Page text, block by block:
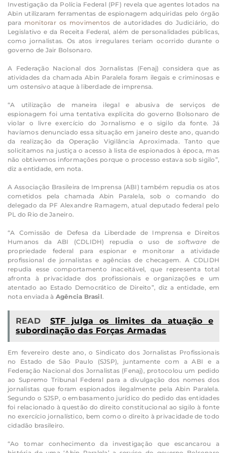
Investigação da Polícia Federal (PF) revela que agentes lotados na
Abin utilizaram ferramentas de espionagem adquiridas pelo órgão
para monitorar os movimentos de autoridades do Judiciário, do
Legislativo e da Receita Federal, além de personalidades públicas,
como jornalistas. Os atos irregulares teriam ocorrido durante o
governo de Jair Bolsonaro.
A Federação Nacional dos Jornalistas (Fenaj) considera que as
atividades da chamada Abin Paralela foram ilegais e criminosas e
um ostensivo ataque à liberdade de imprensa.
“A utilização de maneira ilegal e abusiva de serviços de
espionagem foi uma tentativa explícita do governo Bolsonaro de
violar o livre exercício do Jornalismo e o sigilo da fonte. Já
havíamos denunciado essa situação em janeiro deste ano, quando
da realização da Operação Vigilância Aproximada. Tanto que
solicitamos na justiça o acesso à lista de espionados à época, mas
não obtivemos informações porque o processo estava sob sigilo”,
diz a entidade, em nota.
A Associação Brasileira de Imprensa (ABI) também repudia os atos
cometidos pela chamada Abin Paralela, sob o comando do
delegado da PF Alexandre Ramagem, atual deputado federal pelo
PL do Rio de Janeiro.
“A Comissão de Defesa da Liberdade de Imprensa e Direitos
Humanos da ABI (CDLIDH) repudia o uso desoftware de
propriedade federal para espionar e monitorar a atividade
profissional de jornalistas e agências de checagem. A CDLIDH
repudia esse comportamento inaceitável, que representa total
afronta à privacidade dos profissionais e organizações e um
atentado ao Estado Democrático de Direito”, diz a entidade, em
nota enviada à Agência Brasil.
READ
STF julga os limites da atuação e
subordinação das Forças Armadas
Em fevereiro deste ano, o Sindicato dos Jornalistas Profissionais
no Estado de São Paulo (SJSP), juntamente com a ABI e a
Federação Nacional dos Jornalistas (Fenaj), protocolou um pedido
ao Supremo Tribunal Federal para a divulgação dos nomes dos
jornalistas que foram espionados ilegalmente pela Abin Paralela.
Segundo o SJSP, o embasamento jurídico do pedido das entidades
foi relacionado à questão do direito constitucional ao sigilo à fonte
no exercício jornalístico, bem como o direito à privacidade de todo
cidadão brasileiro.
“Ao tomar conhecimento da investigação que escancarou a